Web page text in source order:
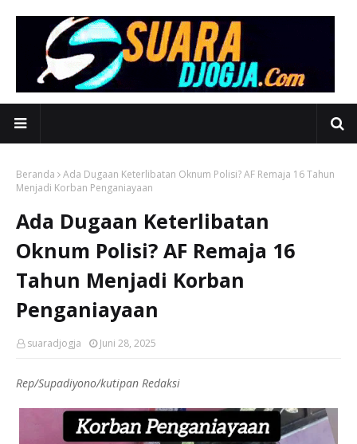
Beranda
Ada Dugaan Keterlibatan Oknum Polisi? AF Remaja 16 Tahun
Menjadi Korban Penganiayaan
Ada Dugaan Keterlibatan
Oknum Polisi? AF Remaja 16
Tahun Menjadi Korban
Penganiayaan
suaradjogja Juni 28, 2025
Rep/Supadiyono/kutipan Redaksi